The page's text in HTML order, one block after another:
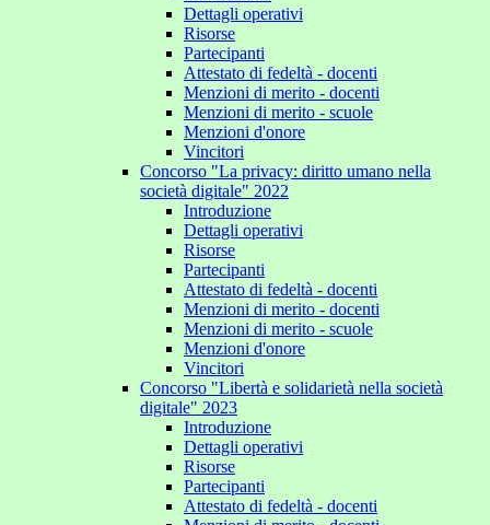
Dettagli operativi
Risorse
Partecipanti
Attestato di fedeltà - docenti
Menzioni di merito - docenti
Menzioni di merito - scuole
Menzioni d'onore
Vincitori
Concorso "La privacy: diritto umano nella
società digitale" 2022
Introduzione
Dettagli operativi
Risorse
Partecipanti
Attestato di fedeltà - docenti
Menzioni di merito - docenti
Menzioni di merito - scuole
Menzioni d'onore
Vincitori
Concorso "Libertà e solidarietà nella società
digitale" 2023
Introduzione
Dettagli operativi
Risorse
Partecipanti
Attestato di fedeltà - docenti